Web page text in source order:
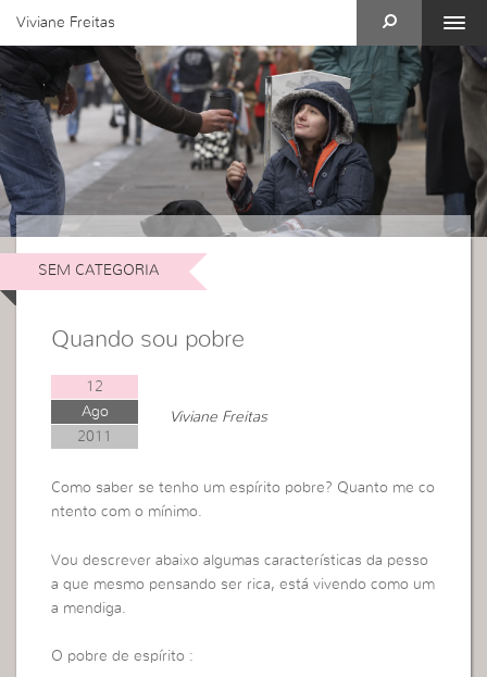
Viviane Freitas
SEM CATEGORIA
Quando sou pobre
12
Ago
2011
Viviane Freitas
Como saber se tenho um espírito pobre? Quanto me co
ntento com o mínimo.
Vou descrever abaixo algumas características da pesso
a que mesmo pensando ser rica, está vivendo como um
a mendiga.
O pobre de espírito :